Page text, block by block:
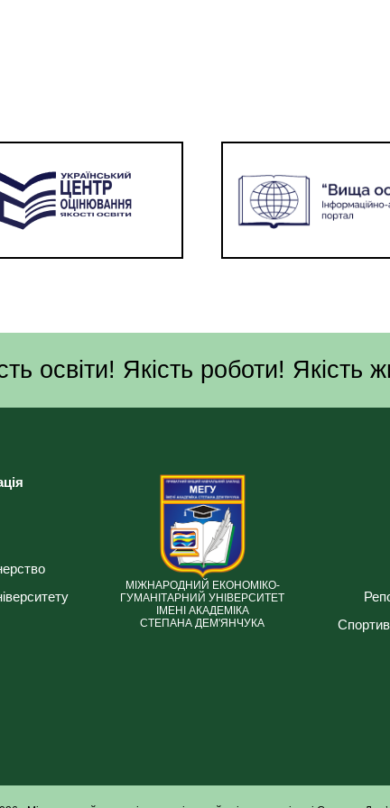
освіти! Якість роботи! Якість
МІЖНАРОДНИЙ ЕКОНОМІКО-
ГУМАНІТАРНИЙ УНІВЕРСИТЕТ
ІМЕНІ АКАДЕМІКА
СТЕПАНА ДЕМ'ЯНЧУКА